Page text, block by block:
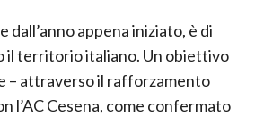
dall’anno appena iniziato, è di
il territorio italiano. Un obiettivo
– attraverso il rafforzamento
l’AC Cesena, come confermato